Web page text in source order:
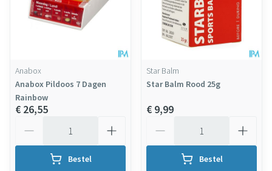
Anabox
Anabox Pildoos 7 Dagen
Rainbow
€ 26,55
Bestel
Star Balm
Star Balm Rood 25g
€ 9,99
Bestel